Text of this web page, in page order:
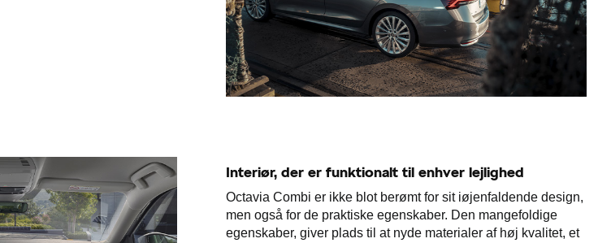
Interiør, der er funktionalt til enhver lejlighed
Octavia Combi er ikke blot berømt for sit iøjenfaldende design,
men også for de praktiske egenskaber. Den mangefoldige
egenskaber, giver plads til at nyde materialer af høj kvalitet, et